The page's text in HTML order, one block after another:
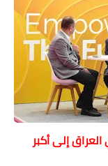
إلى أكبر